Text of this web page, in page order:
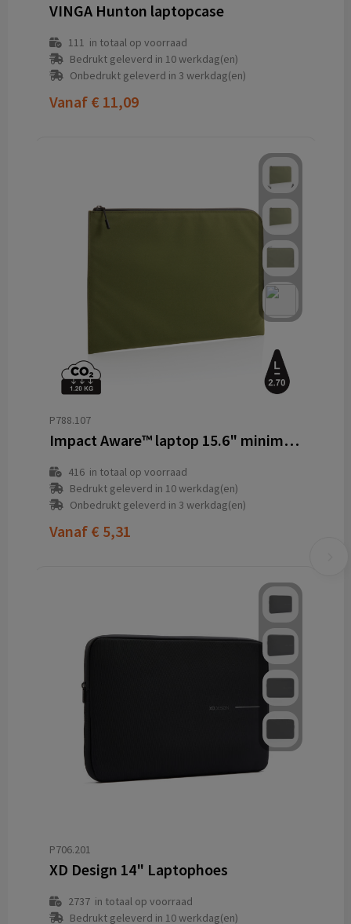
VINGA Hunton laptopcase
111 in totaal op voorraad
Bedrukt geleverd in 10 werkdag(en)
Onbedrukt geleverd in 3 werkdag(en)
Vanaf € 11,09
P788.107
Impact Aware™ laptop 15.6" minimalistische laptophoes
416in totaal op voorraad
Bedrukt geleverd in 10 werkdag(en)
Onbedrukt geleverd in 3 werkdag(en)
Vanaf € 5,31
P706.201
XD Design 14" Laptophoes
2737in totaal op voorraad
Bedrukt geleverd in 10 werkdag(en)